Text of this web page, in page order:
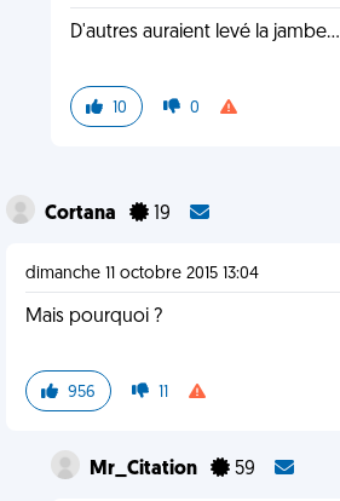
D'autres auraient levé la jambe...
10 0
Cortana 19
dimanche 11 octobre 2015 13:04
Mais pourquoi ?
956 11
Mr_Citation 59